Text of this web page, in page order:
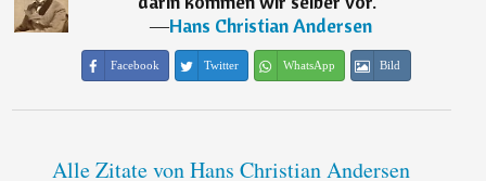
―Hans Christian Andersen
Facebook Twitter WhatsApp Bild
Alle Zitate von Hans Christian Andersen